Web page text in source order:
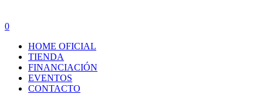
search
0
HOME OFICIAL
TIENDA
FINANCIACIÓN
EVENTOS
CONTACTO